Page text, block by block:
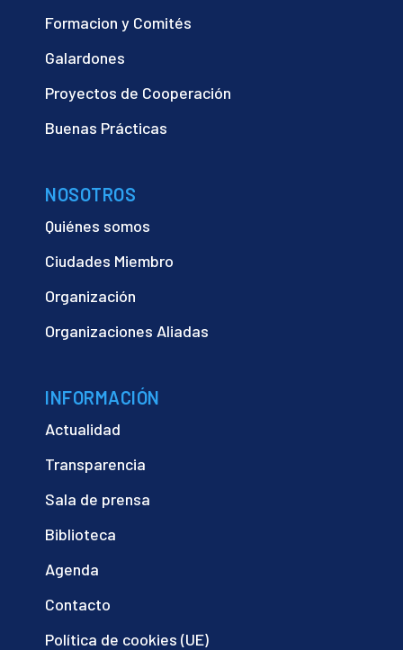
Formacion y Comités
Galardones
Proyectos de Cooperación
Buenas Prácticas
NOSOTROS
Quiénes somos
Ciudades Miembro
Organización
Organizaciones Aliadas
INFORMACIÓN
Actualidad
Transparencia
Sala de prensa
Biblioteca
Agenda
Contacto
Política de cookies (UE)